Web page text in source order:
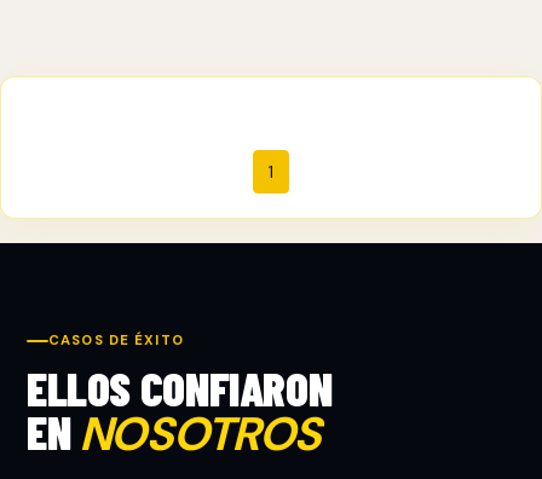
1
CASOS DE ÉXITO
ELLOS CONFIARON
ENNOSOTROS